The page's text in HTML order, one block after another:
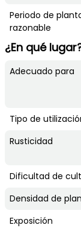
Periodo de
razonable
¿En qué
Adecuado para
Tipo de
Rusticidad
Dificultad de
Densidad de
Exposición